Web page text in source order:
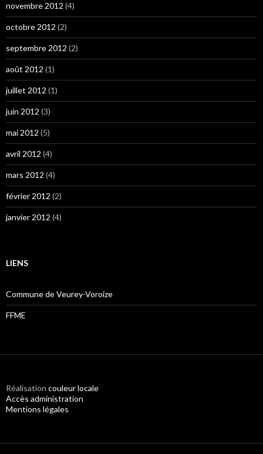
novembre 2012 (4)
octobre 2012 (2)
septembre 2012 (2)
août 2012 (1)
juillet 2012 (1)
juin 2012 (3)
mai 2012 (5)
avril 2012 (4)
mars 2012 (4)
février 2012 (2)
janvier 2012 (4)
LIENS
Commune de Veurey-Voroize
FFME
Réalisation couleur locale
Accès administration
Mentions légales